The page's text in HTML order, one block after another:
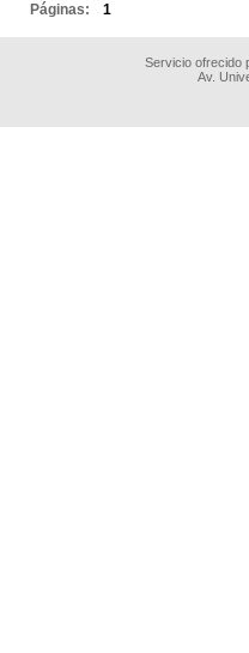
Páginas: 1
Servicio ofrecido
Av.